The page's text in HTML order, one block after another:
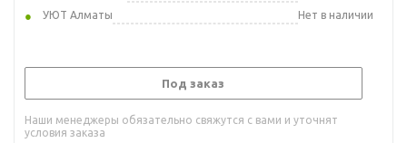
УЮТ Алматы
Нет в наличии
Под заказ
Наши менеджеры обязательно свяжутся с вами и уточнят
условия заказа